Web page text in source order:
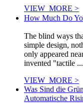
VIEW_MORE >
How Much Do
The blind ways
simple design,
only appeared
invented "tactile ...
VIEW_MORE >
Was Sind die
Automatische